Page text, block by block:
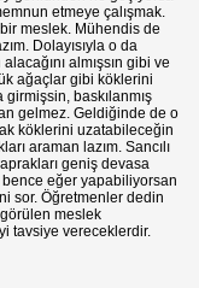
etmeye çalışmak.
meslek. Mühendis de
Dolayısıyla o da
almışsın gibi ve
ağaçlar gibi köklerini
baskılanmış
gelmez. Geldiğinde de o
köklerini uzatabileceğin
araman lazım. Sancılı
geniş devasa
eğer yapabiliyorsan
sor. Öğretmenler dedin
görülen meslek
tavsiye vereceklerdir.